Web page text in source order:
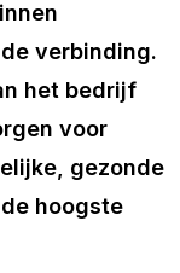
verbinding.
het bedrijf
voor
gezonde
hoogste